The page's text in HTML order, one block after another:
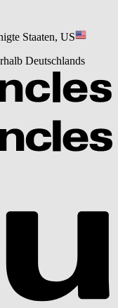
Staaten, US
Deutschlands